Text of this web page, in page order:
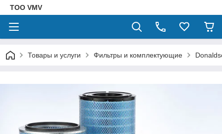
ТОО VMV
Товары и услуги Фильтры и комплектующие